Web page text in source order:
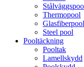
Thermopool
Glasfiberpool
Steel pool
Pooltäckning
Pooltak
Lamellskydd